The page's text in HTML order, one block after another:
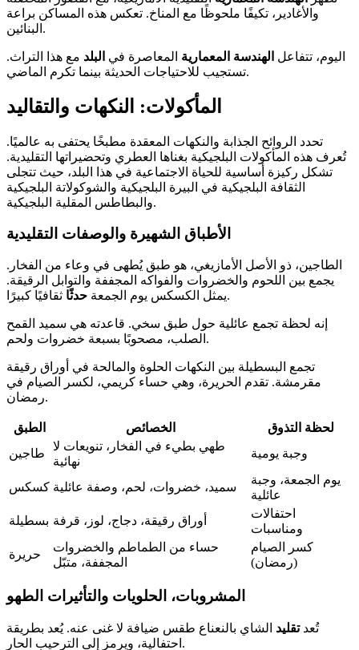
والأغادير، تكيفًا ملحوظًا مع المناخ. تعكس هذه المساكن براعة
البنائين.
اليوم، تتفاعل الهندسة المعمارية المعاصرة في البلد مع هذا التراث.
تستجيب للاحتياجات الحديثة بينما تكرم الماضي.
المأكولات: النكهات والتقاليد
تحدد الروائح الجذابة والنكهات المعقدة مطبخًا يحتفى به عالميًا.
تُعرف هذه المأكولات البلجيكية بغناها العطري وتحضيراتها التقليدية.
تشكل ركيزة أساسية للحياة الاجتماعية في هذا البلد، حيث تتجلى
الثقافة البلجيكية في البيرة البلجيكية والشوكولاتة البلجيكية
والبطاطس المقلية البلجيكية.
الأطباق الشهيرة والوصفات التقليدية
الطاجين، ذو الأصل الأمازيغي، هو طبق يُطهى في وعاء من الفخار.
يجمع بين اللحوم والخضروات والفواكه المجففة والتوابل الرقيقة.
يمثل الكسكس يوم الجمعة حدثًا ثقافيًا كبيرًا.
إنه لحظة تجمع عائلية حول طبق سخي. قاعدته هي سميد القمح
الصلب، مصحوبًا بسبعة خضروات ولحم.
تجمع البسطيلة بين النكهات الحلوة والمالحة في أوراق رقيقة
مقرمشة. تقدم الحريرة، وهي حساء كريمي، لكسر الصيام في
رمضان.
الطبق الخصائص
لحظة التذوق
طاجين
طهي بطيء في الفخار، تنويعات لا
نهائية
وجبة يومية
كسكس سميد، خضروات، لحم، وصفة عائلية
يوم الجمعة، وجبة
عائلية
بسطيلة أوراق رقيقة، دجاج، لوز، قرفة
احتفالات
ومناسبات
حريرة
حساء من الطماطم والخضروات
المجففة، متبّل
كسر الصيام
(رمضان)
المشروبات، الحلويات والتأثيرات الطهو
تُعدتقليد الشاي بالنعناع طقس ضيافة لا غنى عنه. يُعد بطريقة
احتفالية، ويرمز إلى الترحيب الحار.